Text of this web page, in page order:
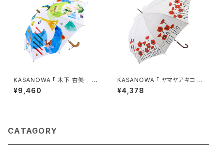
KASANOWA 「 木下 杏美 デ
ザイン " ハーメルンの笛吹き "
」 Kids傘
¥9,460
KASANOWA 「 ヤマヤアキコ デ
ザイン " ポピー " 」 ／傘（晴
雨兼用）
¥4,378
CATAGORY